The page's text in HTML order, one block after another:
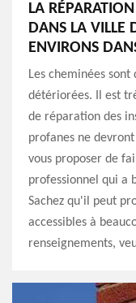
LA
DANS LA VILLE
ENVIRONS
Les cheminées
détériorées. Il est
de réparation des
profanes ne
vous proposer de
professionnel qui a
Sachez qu'il peut
accessibles à
renseignements,